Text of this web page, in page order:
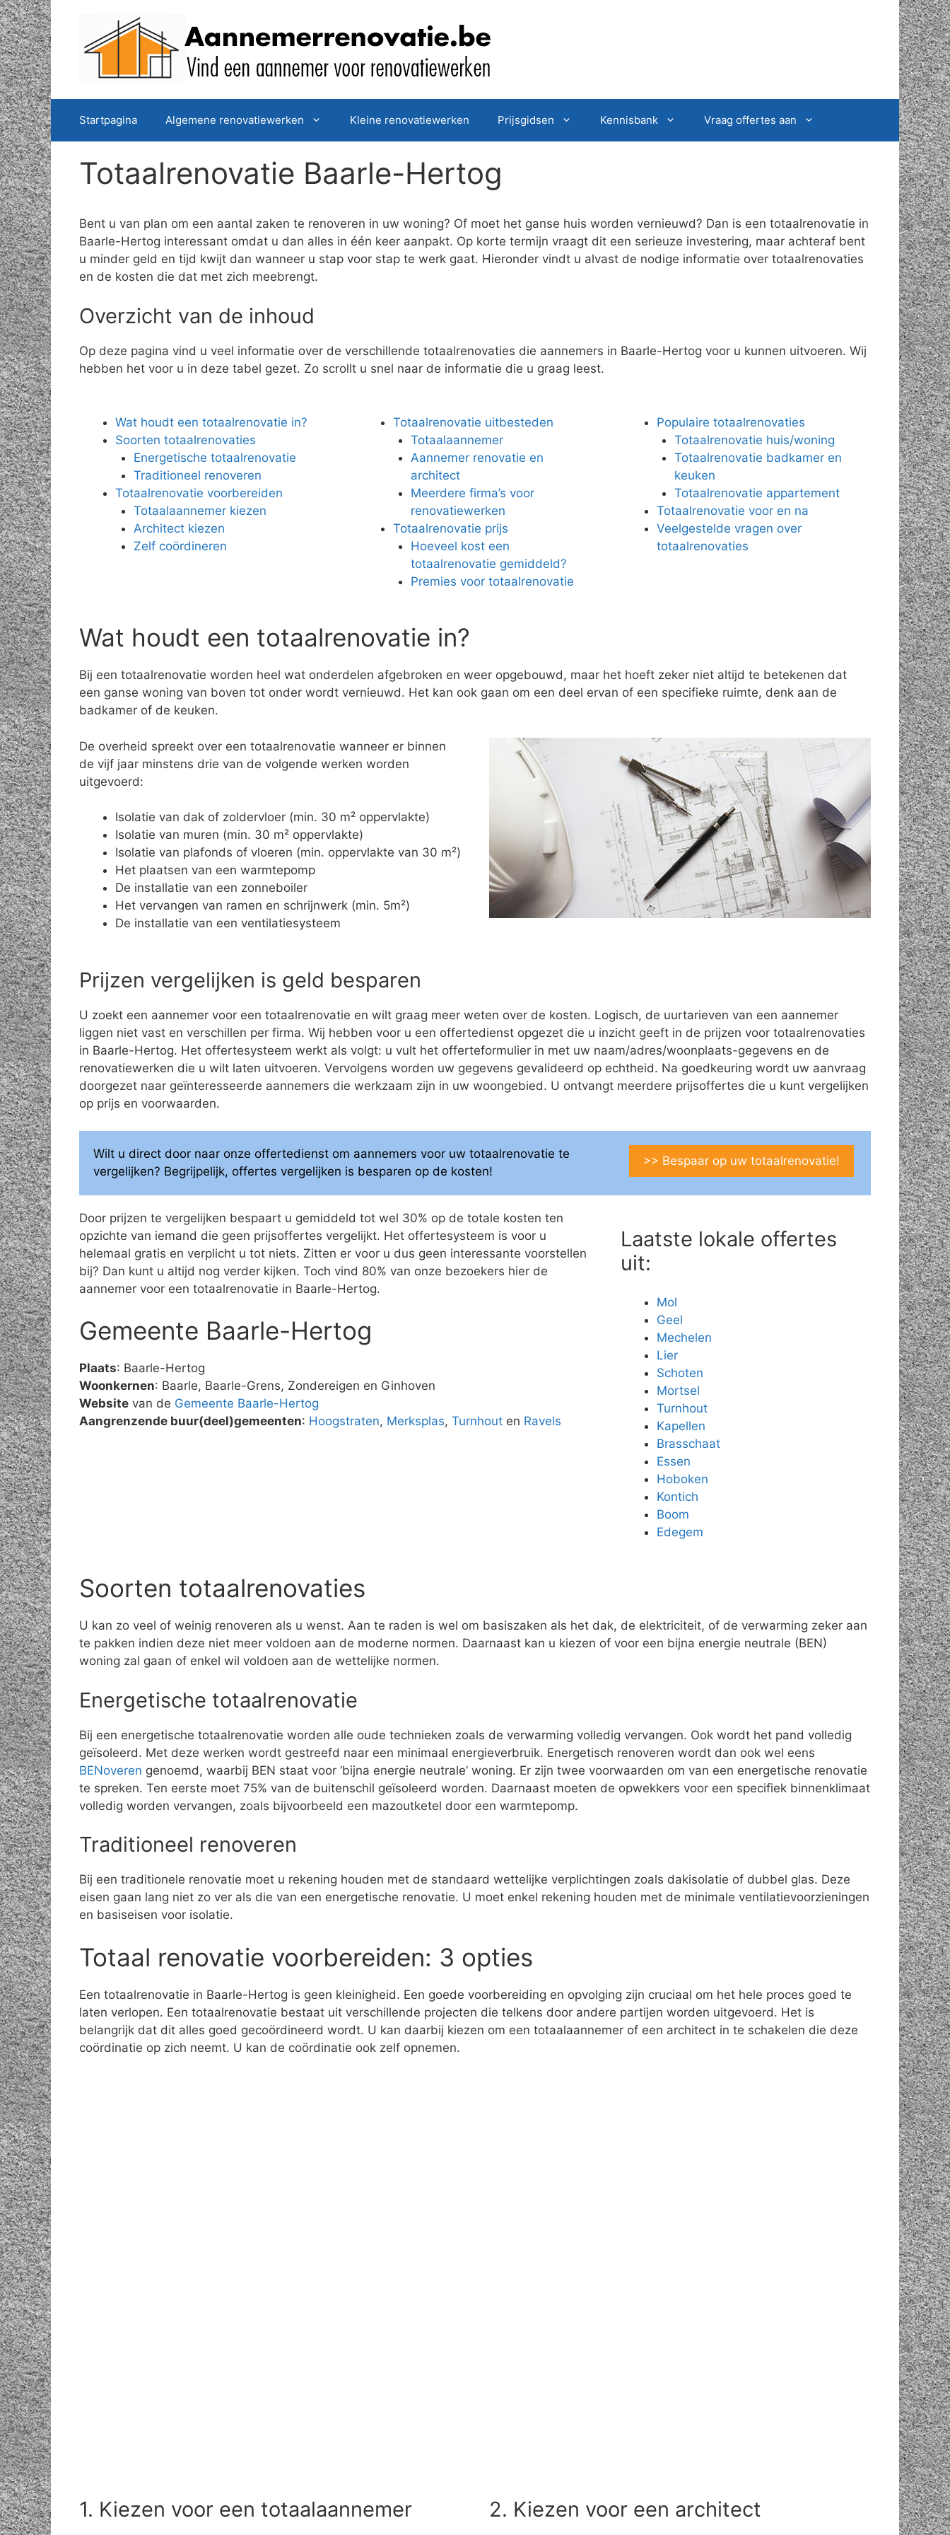
Spring
naar
de
inhoud
Startpagina Algemene renovatiewerken Kleine renovatiewerken Prijsgidsen Kennisbank Vraag offertes aan
Totaalrenovatie Baarle-Hertog
Bent u van plan om een aantal zaken te renoveren in uw woning? Of moet het ganse huis worden vernieuwd? Dan is een totaalrenovatie in
Baarle-Hertog interessant omdat u dan alles in één keer aanpakt. Op korte termijn vraagt dit een serieuze investering, maar achteraf bent
u minder geld en tijd kwijt dan wanneer u stap voor stap te werk gaat. Hieronder vindt u alvast de nodige informatie over totaalrenovaties
en de kosten die dat met zich meebrengt.
Overzicht van de inhoud
Op deze pagina vind u veel informatie over de verschillende totaalrenovaties die aannemers in Baarle-Hertog voor u kunnen uitvoeren. Wij
hebben het voor u in deze tabel gezet. Zo scrollt u snel naar de informatie die u graag leest.
Wat houdt een totaalrenovatie in?
Soorten totaalrenovaties
Energetische totaalrenovatie
Traditioneel renoveren
Totaalrenovatie voorbereiden
Totaalaannemer kiezen
Architect kiezen
Zelf coördineren
Totaalrenovatie uitbesteden
Totaalaannemer
Aannemer renovatie en
architect
Meerdere firma’s voor
renovatiewerken
Totaalrenovatie prijs
Hoeveel kost een
totaalrenovatie gemiddeld?
Premies voor totaalrenovatie
Populaire totaalrenovaties
Totaalrenovatie huis/woning
Totaalrenovatie badkamer en
keuken
Totaalrenovatie appartement
Totaalrenovatie voor en na
Veelgestelde vragen over
totaalrenovaties
Wat houdt een totaalrenovatie in?
Bij een totaalrenovatie worden heel wat onderdelen afgebroken en weer opgebouwd, maar het hoeft zeker niet altijd te betekenen dat
een ganse woning van boven tot onder wordt vernieuwd. Het kan ook gaan om een deel ervan of een specifieke ruimte, denk aan de
badkamer of de keuken.
De overheid spreekt over een totaalrenovatie wanneer er binnen
de vijf jaar minstens drie van de volgende werken worden
uitgevoerd:
Isolatie van dak of zoldervloer (min. 30 m² oppervlakte)
Isolatie van muren (min. 30 m² oppervlakte)
Isolatie van plafonds of vloeren (min. oppervlakte van 30 m²)
Het plaatsen van een warmtepomp
De installatie van een zonneboiler
Het vervangen van ramen en schrijnwerk (min. 5m²)
De installatie van een ventilatiesysteem
Prijzen vergelijken is geld besparen
U zoekt een aannemer voor een totaalrenovatie en wilt graag meer weten over de kosten. Logisch, de uurtarieven van een aannemer
liggen niet vast en verschillen per firma. Wij hebben voor u een offertedienst opgezet die u inzicht geeft in de prijzen voor totaalrenovaties
in Baarle-Hertog. Het offertesysteem werkt als volgt: u vult het offerteformulier in met uw naam/adres/woonplaats-gegevens en de
renovatiewerken die u wilt laten uitvoeren. Vervolgens worden uw gegevens gevalideerd op echtheid. Na goedkeuring wordt uw aanvraag
doorgezet naar geïnteresseerde aannemers die werkzaam zijn in uw woongebied. U ontvangt meerdere prijsoffertes die u kunt vergelijken
op prijs en voorwaarden.
Wilt u direct door naar onze offertedienst om aannemers voor uw totaalrenovatie te
vergelijken? Begrijpelijk, offertes vergelijken is besparen op de kosten!
>> Bespaar op uw totaalrenovatie!
Door prijzen te vergelijken bespaart u gemiddeld tot wel 30% op de totale kosten ten
opzichte van iemand die geen prijsoffertes vergelijkt. Het offertesysteem is voor u
helemaal gratis en verplicht u tot niets. Zitten er voor u dus geen interessante voorstellen
bij? Dan kunt u altijd nog verder kijken. Toch vind 80% van onze bezoekers hier de
aannemer voor een totaalrenovatie in Baarle-Hertog.
Gemeente Baarle-Hertog
Plaats: Baarle-Hertog
Woonkernen: Baarle, Baarle-Grens, Zondereigen en Ginhoven
Website van de Gemeente Baarle-Hertog
Aangrenzende buur(deel)gemeenten: Hoogstraten, Merksplas, Turnhout en Ravels
Laatste lokale offertes
uit:
Mol
Geel
Mechelen
Lier
Schoten
Mortsel
Turnhout
Kapellen
Brasschaat
Essen
Hoboken
Kontich
Boom
Edegem
Soorten totaalrenovaties
U kan zo veel of weinig renoveren als u wenst. Aan te raden is wel om basiszaken als het dak, de elektriciteit, of de verwarming zeker aan
te pakken indien deze niet meer voldoen aan de moderne normen. Daarnaast kan u kiezen of voor een bijna energie neutrale (BEN)
woning zal gaan of enkel wil voldoen aan de wettelijke normen.
Energetische totaalrenovatie
Bij een energetische totaalrenovatie worden alle oude technieken zoals de verwarming volledig vervangen. Ook wordt het pand volledig
geïsoleerd. Met deze werken wordt gestreefd naar een minimaal energieverbruik. Energetisch renoveren wordt dan ook wel eens
BENoveren genoemd, waarbij BEN staat voor ‘bijna energie neutrale’ woning. Er zijn twee voorwaarden om van een energetische renovatie
te spreken. Ten eerste moet 75% van de buitenschil geïsoleerd worden. Daarnaast moeten de opwekkers voor een specifiek binnenklimaat
volledig worden vervangen, zoals bijvoorbeeld een mazoutketel door een warmtepomp.
Traditioneel renoveren
Bij een traditionele renovatie moet u rekening houden met de standaard wettelijke verplichtingen zoals dakisolatie of dubbel glas. Deze
eisen gaan lang niet zo ver als die van een energetische renovatie. U moet enkel rekening houden met de minimale ventilatievoorzieningen
en basiseisen voor isolatie.
Totaal renovatie voorbereiden: 3 opties
Een totaalrenovatie in Baarle-Hertog is geen kleinigheid. Een goede voorbereiding en opvolging zijn cruciaal om het hele proces goed te
laten verlopen. Een totaalrenovatie bestaat uit verschillende projecten die telkens door andere partijen worden uitgevoerd. Het is
belangrijk dat dit alles goed gecoördineerd wordt. U kan daarbij kiezen om een totaalaannemer of een architect in te schakelen die deze
coördinatie op zich neemt. U kan de coördinatie ook zelf opnemen.
1. Kiezen voor een totaalaannemer 2. Kiezen voor een architect